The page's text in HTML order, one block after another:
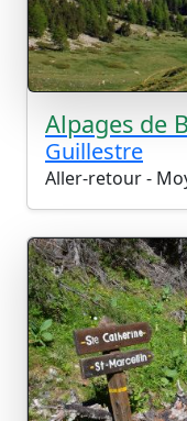
Alpages de
Guillestre
Aller-retour -